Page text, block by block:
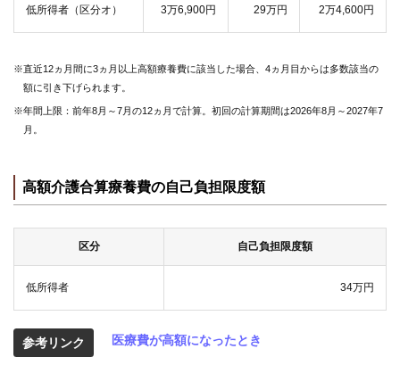
問
合
案
内
低所得者（区分オ） 3万6,900円 29万円 2万4,600円
※直近12ヵ月間に3ヵ月以上高額療養費に該当した場合、4ヵ月目からは多数該当の
額に引き下げられます。
※年間上限：前年8月～7月の12ヵ月で計算。初回の計算期間は2026年8月～2027年7
月。
高額介護合算療養費の自己負担限度額
区分 自己負担限度額
低所得者 34万円
参考リンク 医療費が高額になったとき